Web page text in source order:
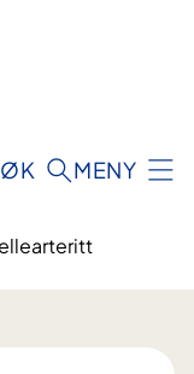
MENY